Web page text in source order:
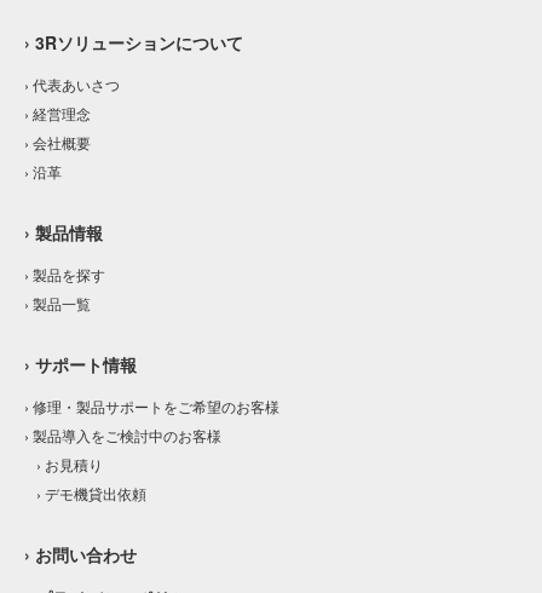
› 3Rソリューションについて
› 代表あいさつ
› 経営理念
› 会社概要
› 沿革
› 製品情報
› 製品を探す
› 製品一覧
› サポート情報
› 修理・製品サポートをご希望のお客様
› 製品導入をご検討中のお客様
› お見積り
› デモ機貸出依頼
› お問い合わせ